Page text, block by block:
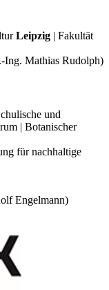
Leipzig | Fakultät
Ing. Mathias Rudolph)
und
| Botanischer
für nachhaltige
Engelmann)